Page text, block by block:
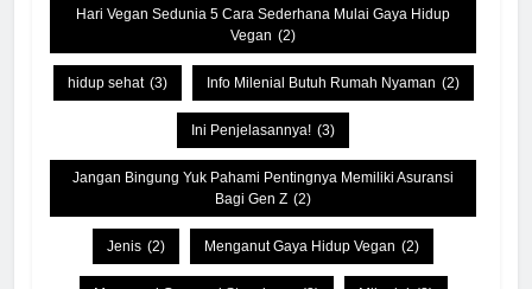
Hari Vegan Sedunia 5 Cara Sederhana Mulai Gaya Hidup
Vegan (2)
hidup sehat (3) Info Milenial Butuh Rumah Nyaman (2)
Ini Penjelasannya! (3)
Jangan Bingung Yuk Pahami Pentingnya Memiliki Asuransi
Bagi Gen Z (2)
Jenis (2) Menganut Gaya Hidup Vegan (2)